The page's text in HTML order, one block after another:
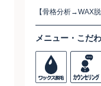
【骨格分析→WAX
メニュー・こだ